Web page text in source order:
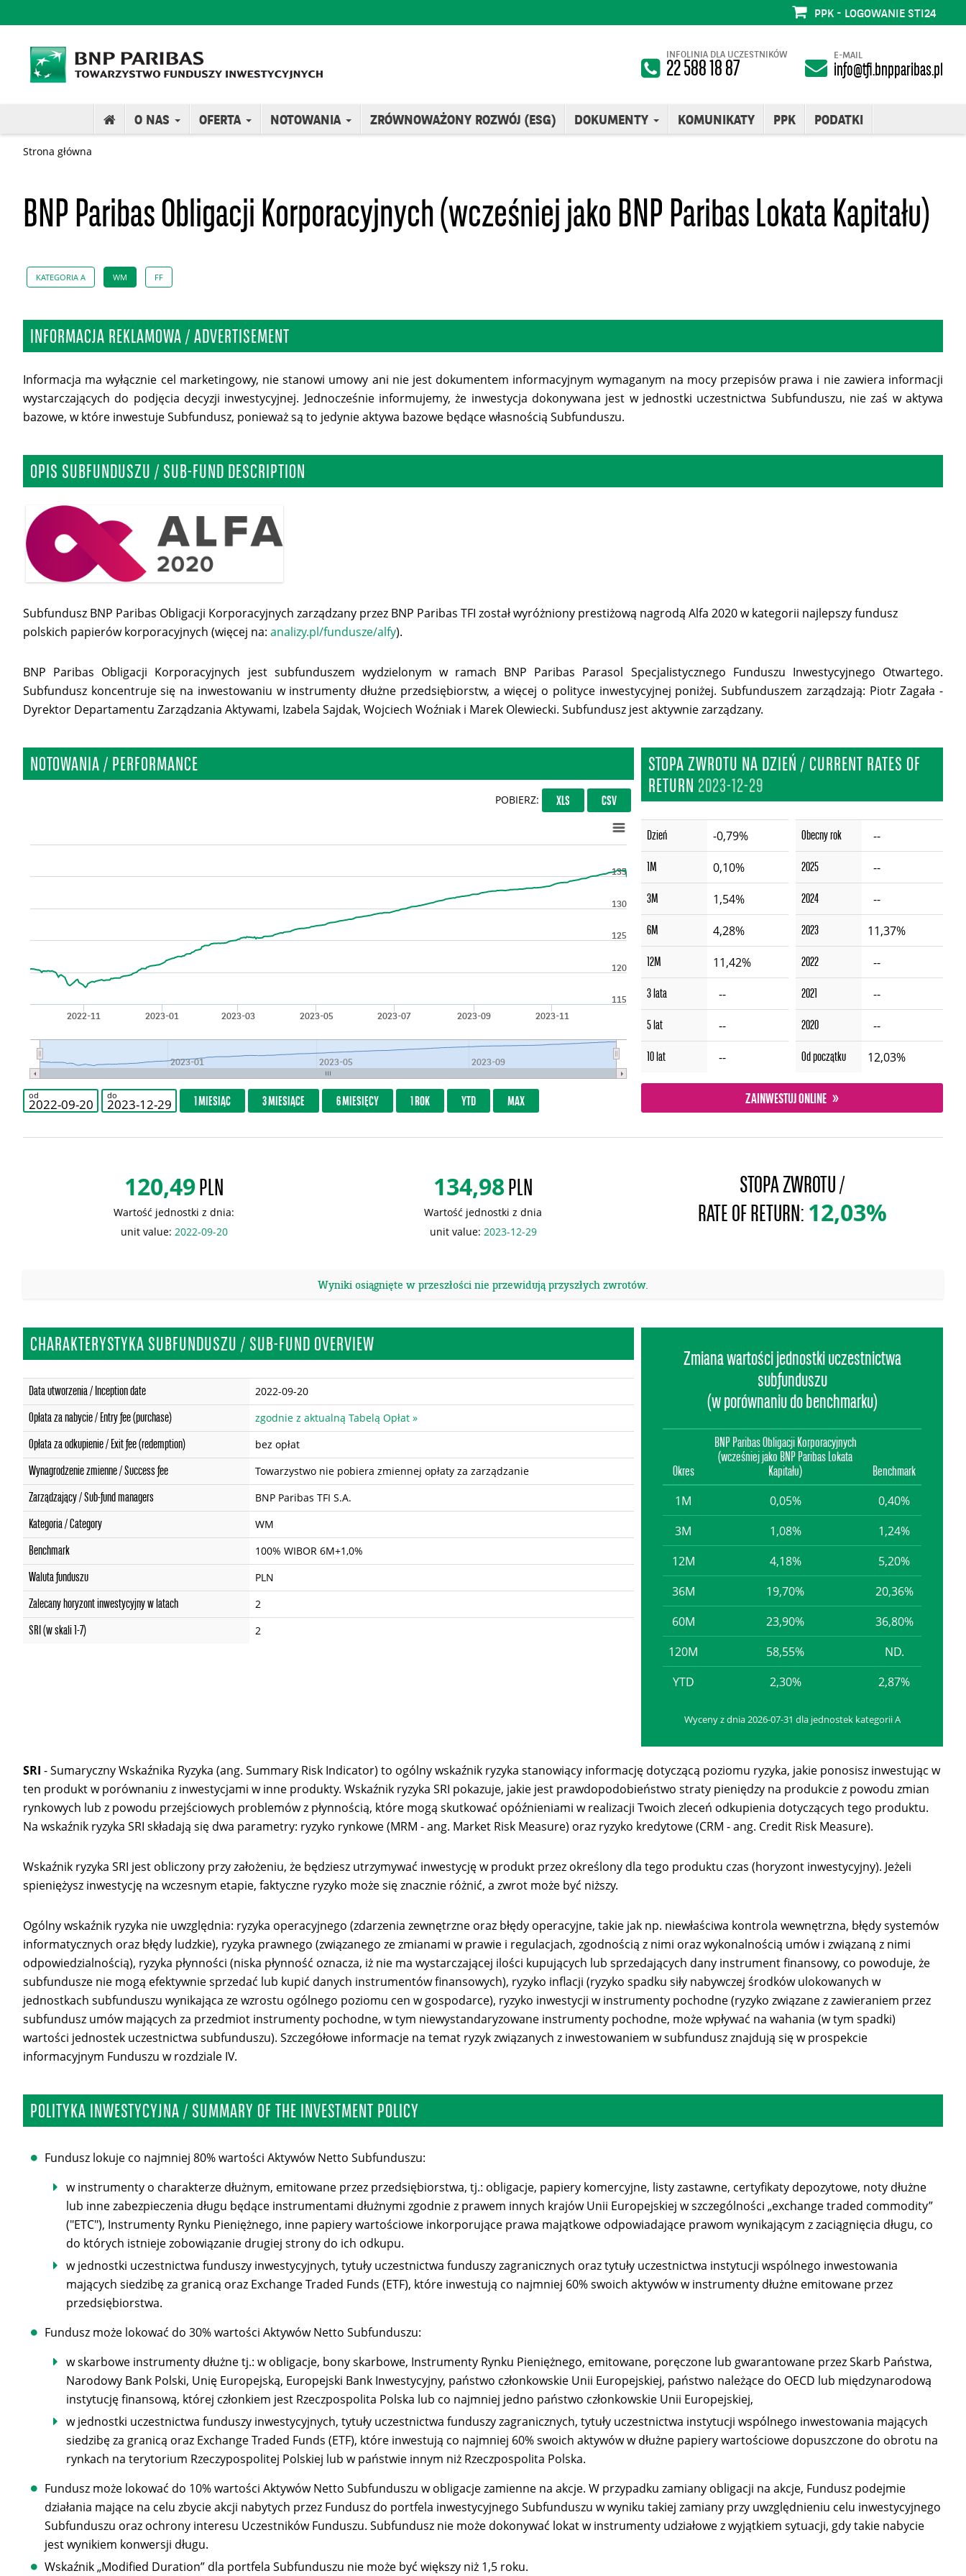
PPK - LOGOWANIE STI24
INFOLINIA DLA UCZESTNIKÓW
22 588 18 87 E-MAIL
info@tfi.bnpparibas.pl
O NAS OFERTA NOTOWANIA ZRÓWNOWAŻONY ROZWÓJ (ESG) DOKUMENTY KOMUNIKATY PPK PODATKI
Strona główna
BNP Paribas Obligacji Korporacyjnych (wcześniej jako BNP Paribas Lokata Kapitału)
KATEGORIA A WM FF
INFORMACJA REKLAMOWA / ADVERTISEMENT
Informacja ma wyłącznie cel marketingowy, nie stanowi umowy ani nie jest dokumentem informacyjnym wymaganym na mocy przepisów prawa i nie zawiera informacji
wystarczających do podjęcia decyzji inwestycyjnej. Jednocześnie informujemy, że inwestycja dokonywana jest w jednostki uczestnictwa Subfunduszu, nie zaś w aktywa
bazowe, w które inwestuje Subfundusz, ponieważ są to jedynie aktywa bazowe będące własnością Subfunduszu.
OPIS SUBFUNDUSZU / SUB-FUND DESCRIPTION
Subfundusz BNP Paribas Obligacji Korporacyjnych zarządzany przez BNP Paribas TFI został wyróżniony prestiżową nagrodą Alfa 2020 w kategorii najlepszy fundusz
polskich papierów korporacyjnych (więcej na: analizy.pl/fundusze/alfy).
BNP Paribas Obligacji Korporacyjnych jest subfunduszem wydzielonym w ramach BNP Paribas Parasol Specjalistycznego Funduszu Inwestycyjnego Otwartego.
Subfundusz koncentruje się na inwestowaniu w instrumenty dłużne przedsiębiorstw, a więcej o polityce inwestycyjnej poniżej. Subfunduszem zarządzają: Piotr Zagała -
Dyrektor Departamentu Zarządzania Aktywami, Izabela Sajdak, Wojciech Woźniak i Marek Olewiecki. Subfundusz jest aktywnie zarządzany.
NOTOWANIA / PERFORMANCE
POBIERZ: XLS CSV
2022-11 2023-01 2023-03 2023-05 2023-07 2023-09 2023-11
2023-01 2023-05 2023-09
115
120
125
130
135
od do
1 MIESIĄC 3 MIESIĄCE 6 MIESIĘCY 1 ROK YTD MAX
STOPA ZWROTU NA DZIEŃ / CURRENT RATES OF
RETURN 2023-12-29
Dzień -0,79%
1M 0,10%
3M 1,54%
6M 4,28%
12M 11,42%
3 lata --
5 lat --
10 lat --
Obecny rok --
2025 --
2024 --
2023 11,37%
2022 --
2021 --
2020 --
Od początku 12,03%
ZAINWESTUJ ONLINE
120,49PLN
Wartość jednostki z dnia:
unit value: 2022-09-20
134,98PLN
Wartość jednostki z dnia
unit value: 2023-12-29
STOPA ZWROTU /
RATE OF RETURN:12,03%
Wyniki osiągnięte w przeszłości nie przewidują przyszłych zwrotów.
CHARAKTERYSTYKA SUBFUNDUSZU / SUB-FUND OVERVIEW
Data utworzenia / Inception date 2022-09-20
Opłata za nabycie / Entry fee (purchase) zgodnie z aktualną Tabelą Opłat »
Opłata za odkupienie / Exit fee (redemption) bez opłat
Wynagrodzenie zmienne / Success fee Towarzystwo nie pobiera zmiennej opłaty za zarządzanie
Zarządzający / Sub-fund managers BNP Paribas TFI S.A.
Kategoria / Category WM
Benchmark 100% WIBOR 6M+1,0%
Waluta funduszu PLN
Zalecany horyzont inwestycyjny w latach 2
SRI (w skali 1-7) 2
Zmiana wartości jednostki uczestnictwa
subfunduszu
(w porównaniu do benchmarku)
Okres
BNP Paribas Obligacji Korporacyjnych
(wcześniej jako BNP Paribas Lokata
Kapitału) Benchmark
1M 0,05%
0,40%
3M
1,08%
1,24%
12M
4,18%
5,20%
36M
19,70%
20,36%
60M
23,90%
36,80%
120M
58,55%
ND.
YTD
2,30% 2,87%
Wyceny z dnia 2026-07-31 dla jednostek kategorii A
SRI - Sumaryczny Wskaźnika Ryzyka (ang. Summary Risk Indicator) to ogólny wskaźnik ryzyka stanowiący informację dotyczącą poziomu ryzyka, jakie ponosisz inwestując w
ten produkt w porównaniu z inwestycjami w inne produkty. Wskaźnik ryzyka SRI pokazuje, jakie jest prawdopodobieństwo straty pieniędzy na produkcie z powodu zmian
rynkowych lub z powodu przejściowych problemów z płynnością, które mogą skutkować opóźnieniami w realizacji Twoich zleceń odkupienia dotyczących tego produktu.
Na wskaźnik ryzyka SRI składają się dwa parametry: ryzyko rynkowe (MRM - ang. Market Risk Measure) oraz ryzyko kredytowe (CRM - ang. Credit Risk Measure).
Wskaźnik ryzyka SRI jest obliczony przy założeniu, że będziesz utrzymywać inwestycję w produkt przez określony dla tego produktu czas (horyzont inwestycyjny). Jeżeli
spieniężysz inwestycję na wczesnym etapie, faktyczne ryzyko może się znacznie różnić, a zwrot może być niższy.
Ogólny wskaźnik ryzyka nie uwzględnia: ryzyka operacyjnego (zdarzenia zewnętrzne oraz błędy operacyjne, takie jak np. niewłaściwa kontrola wewnętrzna, błędy systemów
informatycznych oraz błędy ludzkie), ryzyka prawnego (związanego ze zmianami w prawie i regulacjach, zgodnością z nimi oraz wykonalnością umów i związaną z nimi
odpowiedzialnością), ryzyka płynności (niska płynność oznacza, iż nie ma wystarczającej ilości kupujących lub sprzedających dany instrument finansowy, co powoduje, że
subfundusze nie mogą efektywnie sprzedać lub kupić danych instrumentów finansowych), ryzyko inflacji (ryzyko spadku siły nabywczej środków ulokowanych w
jednostkach subfunduszu wynikająca ze wzrostu ogólnego poziomu cen w gospodarce), ryzyko inwestycji w instrumenty pochodne (ryzyko związane z zawieraniem przez
subfundusz umów mających za przedmiot instrumenty pochodne, w tym niewystandaryzowane instrumenty pochodne, może wpływać na wahania (w tym spadki)
wartości jednostek uczestnictwa subfunduszu). Szczegółowe informacje na temat ryzyk związanych z inwestowaniem w subfundusz znajdują się w prospekcie
informacyjnym Funduszu w rozdziale IV.
POLITYKA INWESTYCYJNA / SUMMARY OF THE INVESTMENT POLICY
Fundusz lokuje co najmniej 80% wartości Aktywów Netto Subfunduszu:
w instrumenty o charakterze dłużnym, emitowane przez przedsiębiorstwa, tj.: obligacje, papiery komercyjne, listy zastawne, certyfikaty depozytowe, noty dłużne
lub inne zabezpieczenia długu będące instrumentami dłużnymi zgodnie z prawem innych krajów Unii Europejskiej w szczególności „exchange traded commodity”
("ETC"), Instrumenty Rynku Pieniężnego, inne papiery wartościowe inkorporujące prawa majątkowe odpowiadające prawom wynikającym z zaciągnięcia długu, co
do których istnieje zobowiązanie drugiej strony do ich odkupu.
w jednostki uczestnictwa funduszy inwestycyjnych, tytuły uczestnictwa funduszy zagranicznych oraz tytuły uczestnictwa instytucji wspólnego inwestowania
mających siedzibę za granicą oraz Exchange Traded Funds (ETF), które inwestują co najmniej 60% swoich aktywów w instrumenty dłużne emitowane przez
przedsiębiorstwa.
Fundusz może lokować do 30% wartości Aktywów Netto Subfunduszu:
w skarbowe instrumenty dłużne tj.: w obligacje, bony skarbowe, Instrumenty Rynku Pieniężnego, emitowane, poręczone lub gwarantowane przez Skarb Państwa,
Narodowy Bank Polski, Unię Europejską, Europejski Bank Inwestycyjny, państwo członkowskie Unii Europejskiej, państwo należące do OECD lub międzynarodową
instytucję finansową, której członkiem jest Rzeczpospolita Polska lub co najmniej jedno państwo członkowskie Unii Europejskiej,
w jednostki uczestnictwa funduszy inwestycyjnych, tytuły uczestnictwa funduszy zagranicznych, tytuły uczestnictwa instytucji wspólnego inwestowania mających
siedzibę za granicą oraz Exchange Traded Funds (ETF), które inwestują co najmniej 60% swoich aktywów w dłużne papiery wartościowe dopuszczone do obrotu na
rynkach na terytorium Rzeczypospolitej Polskiej lub w państwie innym niż Rzeczpospolita Polska.
Fundusz może lokować do 10% wartości Aktywów Netto Subfunduszu w obligacje zamienne na akcje. W przypadku zamiany obligacji na akcje, Fundusz podejmie
działania mające na celu zbycie akcji nabytych przez Fundusz do portfela inwestycyjnego Subfunduszu w wyniku takiej zamiany przy uwzględnieniu celu inwestycyjnego
Subfunduszu oraz ochrony interesu Uczestników Funduszu. Subfundusz nie może dokonywać lokat w instrumenty udziałowe z wyjątkiem sytuacji, gdy takie nabycie
jest wynikiem konwersji długu.
Wskaźnik „Modified Duration” dla portfela Subfunduszu nie może być większy niż 1,5 roku.